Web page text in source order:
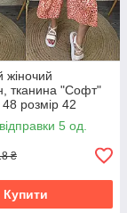
жіночий
тканина "Софт"
розмір 42
5 од.
₴
Купити